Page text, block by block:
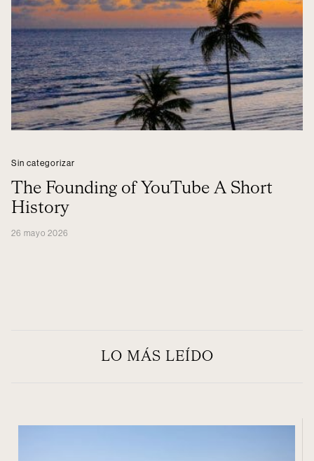
Sin categorizar
The Founding of YouTube A Short
History
26 mayo 2026
LO MÁS LEÍDO